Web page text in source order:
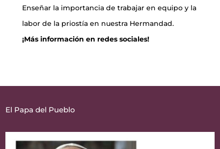
Enseñar la importancia de trabajar en equipo y la
labor de la priostía en nuestra Hermandad.
¡Más información en redes sociales!
El Papa del Pueblo